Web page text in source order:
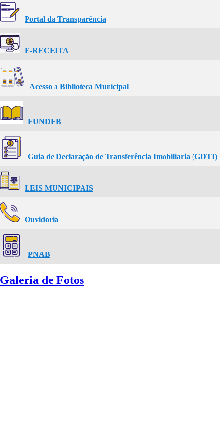
Portal da Transparência
E-RECEITA
Acesso a Biblioteca Municipal
FUNDEB
Guia de Declaração de Transferência Imobiliaria (GDTI)
LEIS MUNICIPAIS
Ouvidoria
PNAB
Galeria de Fotos